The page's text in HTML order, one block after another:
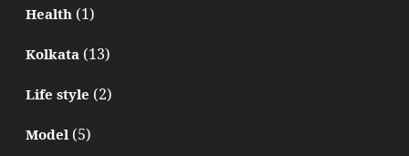
Health(1)
Kolkata(13)
Life style (2)
Model(5)